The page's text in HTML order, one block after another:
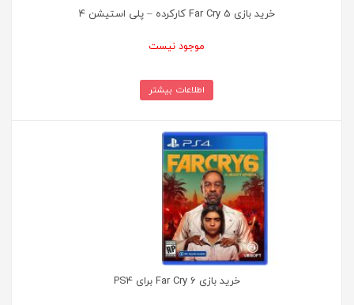
خرید بازی Far Cry 5 کارکرده – پلی استیشن ۴
موجود نیست
اطلاعات بیشتر
خرید بازی Far Cry 6 برای PS4